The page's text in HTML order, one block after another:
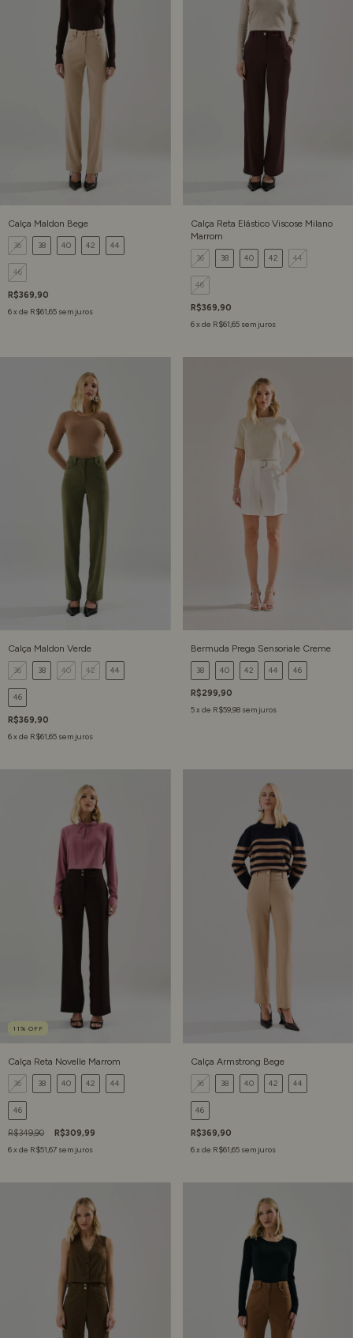
Calça Maldon Bege
36 38 40 42 44
46
R$369,90
6x de R$61,65 sem juros
Calça Reta Elástico Viscose Milano
Marrom
36 38 40 42 44
46
R$369,90
6x de R$61,65 sem juros
Calça Maldon Verde
36 38 40 42 44
46
R$369,90
6x de R$61,65 sem juros
Bermuda Prega Sensoriale Creme
38 40 42 44 46
R$299,90
5x de R$59,98 sem juros
11 % OFF
Calça Reta Novelle Marrom
36 38 40 42 44
46
R$349,90
R$309,99
6x de R$51,67 sem juros
Calça Armstrong Bege
36 38 40 42 44
46
R$369,90
6x de R$61,65 sem juros